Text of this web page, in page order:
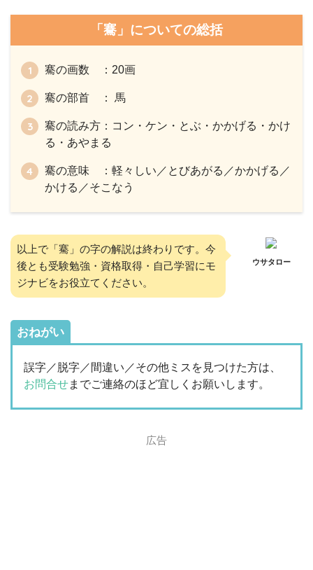
「騫」についての総括
騫の画数 ：20画
騫の部首 ： 馬
騫の読み方：コン・ケン・とぶ・かかげる・かけ
る・あやまる
騫の意味 ：軽々しい／とびあがる／かかげる／
かける／そこなう
以上で「騫」の字の解説は終わりです。今
後とも受験勉強・資格取得・自己学習にモ
ジナビをお役立てください。
ウサタロー
おねがい
誤字／脱字／間違い／その他ミスを見つけた方は、
お問合せまでご連絡のほど宜しくお願いします。
広告